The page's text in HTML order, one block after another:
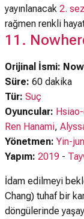
yayınlanacak 2.
rağmen renkli
11.
Orijinal İsmi:
Süre: 60 dakika
Tür: Suç
Oyuncular:
Ren Hanami,
Yönetmen: Yin-
Yapım: 2019 -
İdam edilmeyi
Chang) tuhaf bir
döngülerinde